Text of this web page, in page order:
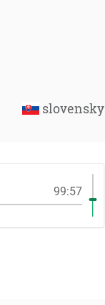
slovensky
99:57